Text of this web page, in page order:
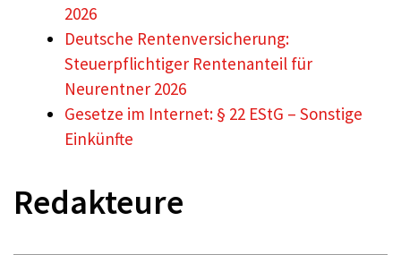
2026
Deutsche Rentenversicherung:
Steuerpflichtiger Rentenanteil für
Neurentner 2026
Gesetze im Internet: § 22 EStG – Sonstige
Einkünfte
Redakteure